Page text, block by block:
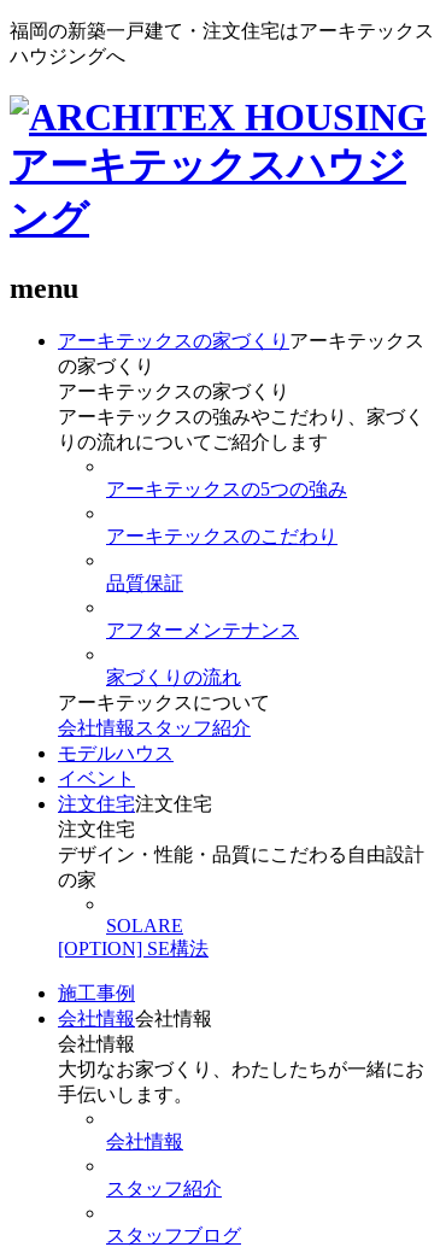
福岡の新築一戸建て・注文住宅はアーキテックス
ハウジングへ
menu
アーキテックスの家づくり アーキテックス
の家づくり
アーキテックスの家づくり
アーキテックスの強みやこだわり、家づく
りの流れについてご紹介します
アーキテックスの5つの強み
アーキテックスのこだわり
品質保証
アフターメンテナンス
家づくりの流れ
アーキテックスについて
会社情報 スタッフ紹介
モデルハウス
イベント
注文住宅注文住宅
注文住宅
デザイン・性能・品質にこだわる自由設計
の家
SOLARE
[OPTION] SE構法
施工事例
会社情報会社情報
会社情報
大切なお家づくり、わたしたちが一緒にお
手伝いします。
会社情報
スタッフ紹介
スタッフブログ